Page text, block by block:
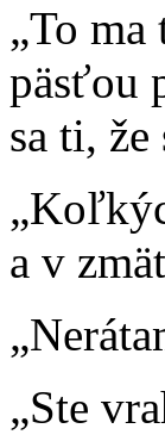
„To
päsťou
sa ti,
a v
„Ste